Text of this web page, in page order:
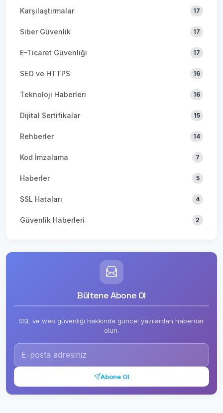
Karşılaştırmalar 17
Siber Güvenlik 17
E-Ticaret Güvenliği 17
SEO ve HTTPS 16
Teknoloji Haberleri 16
Dijital Sertifikalar 15
Rehberler 14
Kod İmzalama 7
Haberler 5
SSL Hataları 4
Güvenlik Haberleri 2
Bültene Abone Ol
SSL ve web güvenliği hakkında güncel yazılardan haberdar
olun.
Abone Ol